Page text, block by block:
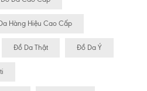
Hàng Hiệu Cao Cấp
Đồ Da Thật Đồ Da Ý